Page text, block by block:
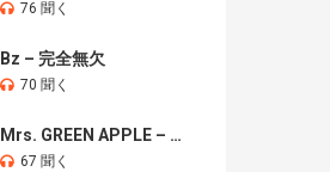
76 聞く
Bz – 完全無欠
70 聞く
Mrs. GREEN APPLE – Brand New
67 聞く